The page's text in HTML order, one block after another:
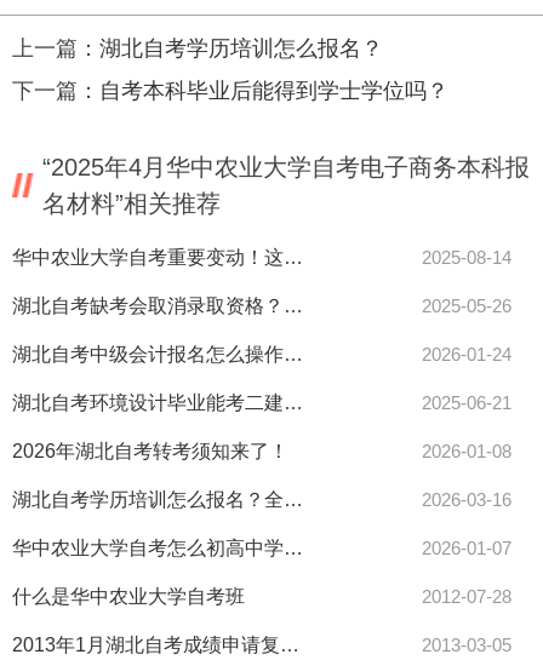
上一篇： 湖北自考学历培训怎么报名？
下一篇： 自考本科毕业后能得到学士学位吗？
“2025年4月华中农业大学自考电子商务本科报
名材料”相关推荐
华中农业大学自考重要变动！这些院校停止招收专科考研生速看！ 2025-08-14
湖北自考缺考会取消录取资格？速看最新规定！ 2025-05-26
湖北自考中级会计报名怎么操作看这里 2026-01-24
湖北自考环境设计毕业能考二建吗？报考条件一览 2025-06-21
2026年湖北自考转考须知来了！ 2026-01-08
湖北自考学历培训怎么报名？全攻略来了！ 2026-03-16
华中农业大学自考怎么初高中学历升本？快速拿证技巧！ 2026-01-07
什么是华中农业大学自考班 2012-07-28
2013年1月湖北自考成绩申请复查时间是什么时候 2013-03-05